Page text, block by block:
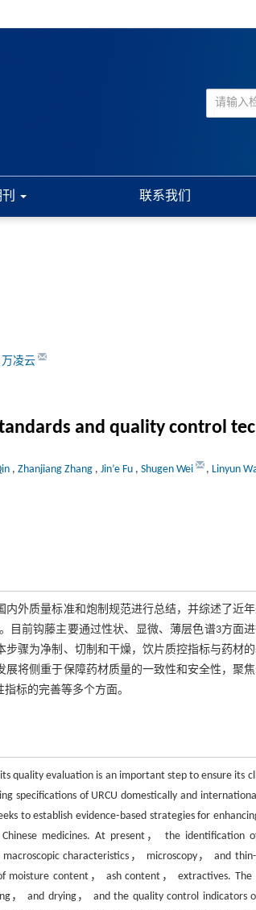
联系我们
万凌云
and quality control
, Zhanjiang Zhang , Jin’e Fu , Shugen Wei , Linyun
外质量标准和炮制规范进行总结，并综述了近
目前钩藤主要通过性状、显微、薄层色谱3方面
骤为净制、切制和干燥，饮片质控指标与药材
将侧重于保障药材质量的一致性和安全性，聚
标的完善等多个方面。
quality evaluation is an important step to ensure its
specifications of URCU domestically and
to establish evidence⁃based strategies for
medicines. At present， the identification
characteristics， microscopy， and
moisture content， ash content， extractives. The
， and drying， and the quality control indicators